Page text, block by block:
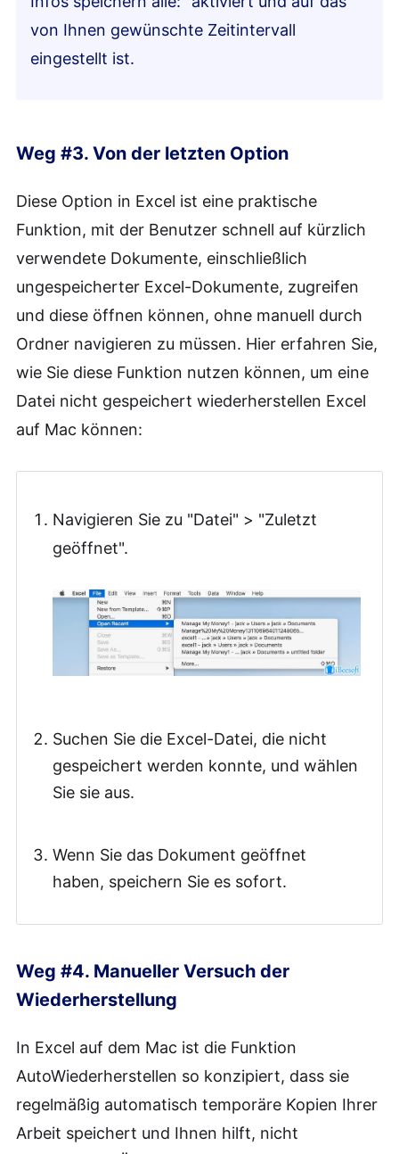
von Ihnen gewünschte Zeitintervall
eingestellt ist.
Weg #3. Von der letzten Option
Diese Option in Excel ist eine praktische
Funktion, mit der Benutzer schnell auf kürzlich
verwendete Dokumente, einschließlich
ungespeicherter Excel-Dokumente, zugreifen
und diese öffnen können, ohne manuell durch
Ordner navigieren zu müssen. Hier erfahren Sie,
wie Sie diese Funktion nutzen können, um eine
Datei nicht gespeichert wiederherstellen Excel
auf Mac können:
Navigieren Sie zu "Datei" > "Zuletzt
geöffnet".
Suchen Sie die Excel-Datei, die nicht
gespeichert werden konnte, und wählen
Sie sie aus.
Wenn Sie das Dokument geöffnet
haben, speichern Sie es sofort.
Weg #4. Manueller Versuch der
Wiederherstellung
In Excel auf dem Mac ist die Funktion
AutoWiederherstellen so konzipiert, dass sie
regelmäßig automatisch temporäre Kopien Ihrer
Arbeit speichert und Ihnen hilft, nicht